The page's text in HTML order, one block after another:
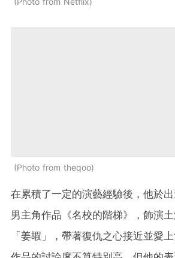
Photo from theqoo
在累積了一定的演藝經驗後，他於
男主角作品《名校的階梯》，飾演
「姜嘏」，帶著復仇之心接近並愛